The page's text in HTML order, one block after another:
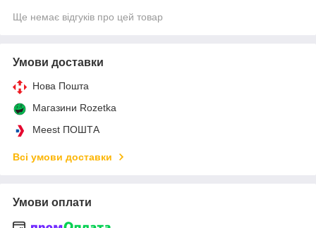
Ще немає відгуків про цей товар
Умови доставки
Нова Пошта
Магазини Rozetka
Meest ПОШТА
Всі умови доставки
Умови оплати